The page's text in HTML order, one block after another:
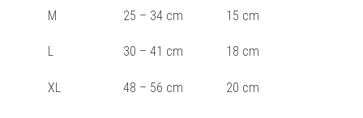
M 25 – 34 cm 15 cm
L 30 – 41 cm 18 cm
XL 48 – 56 cm 20 cm